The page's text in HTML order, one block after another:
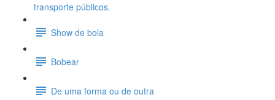
transporte públicos.
Show de bola
Bobear
De uma forma ou de outra